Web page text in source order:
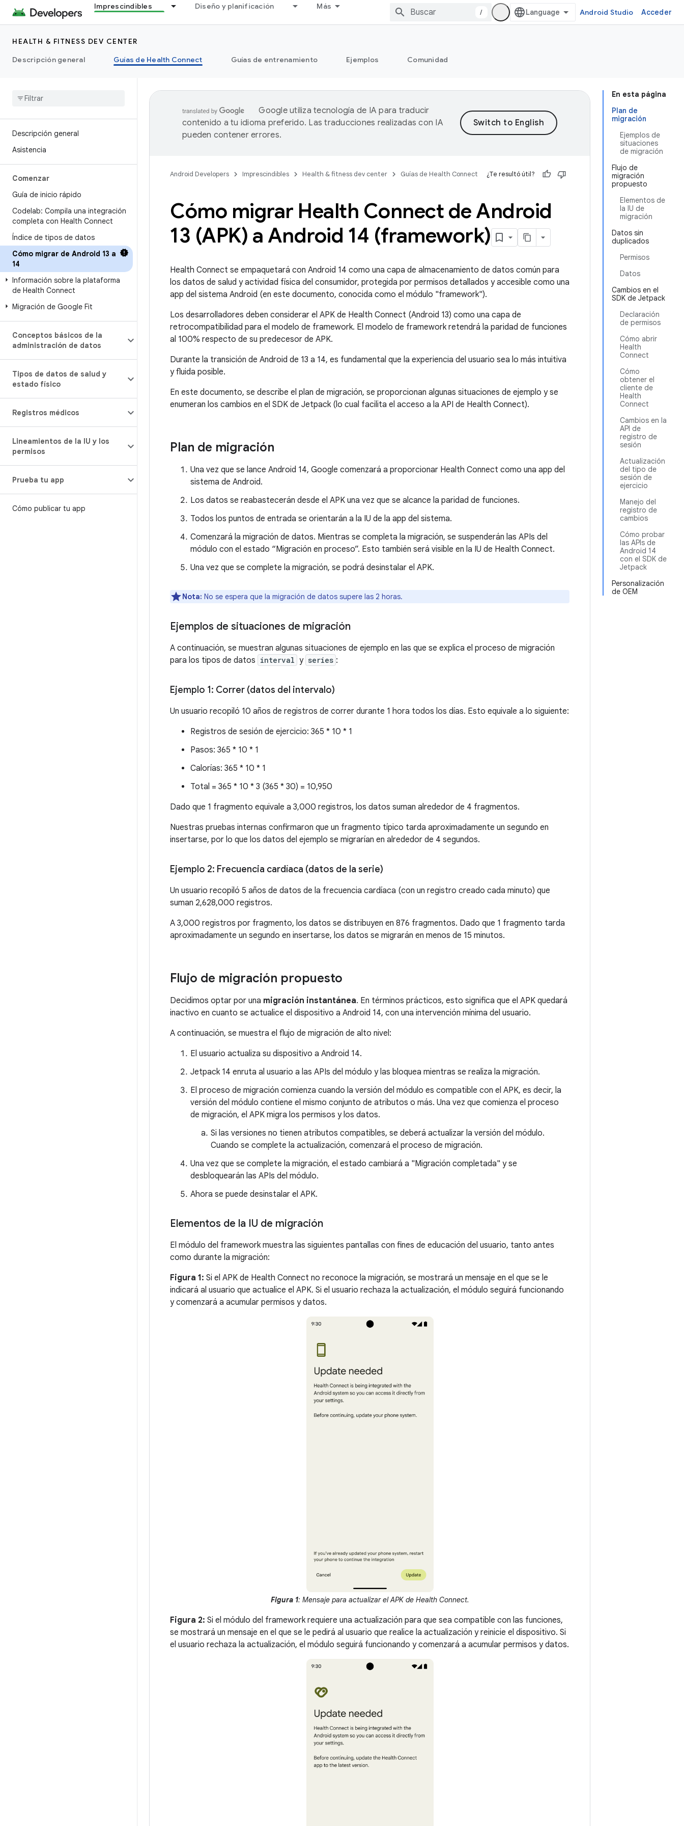
Imprescindibles Diseño y planificación Más
/ Android Studio Acceder
HEALTH & FITNESS DEV CENTER
Descripción general
Guías de Health Connect Guías de entrenamiento Ejemplos Comunidad
Descripción general
Asistencia
Comenzar
Guía de inicio rápido
Codelab: Compila una integración
completa con Health Connect
Índice de tipos de datos
Cómo migrar de Android 13 a
14
Información sobre la plataforma
de Health Connect
Migración de Google Fit
Conceptos básicos de la
administración de datos
Tipos de datos de salud y
estado físico
Registros médicos
Lineamientos de la IU y los
permisos
Prueba tu app
Cómo publicar tu app
En esta página
Plan de
migración
Ejemplos de
situaciones
de migración
Flujo de
migración
propuesto
Elementos de
la IU de
migración
Datos sin
duplicados
Permisos
Datos
Cambios en el
SDK de Jetpack
Declaración
de permisos
Cómo abrir
Health
Connect
Cómo
obtener el
cliente de
Health
Connect
Cambios en la
API de
registro de
sesión
Actualización
del tipo de
sesión de
ejercicio
Manejo del
registro de
cambios
Cómo probar
las APIs de
Android 14
con el SDK de
Jetpack
Personalización
de OEM
Google utiliza tecnología de IA para traducir
contenido a tu idioma preferido. Las traducciones realizadas con IA
pueden contener errores.
Android Developers Imprescindibles Health & fitness dev center Guías de Health Connect ¿Te resultó útil?
Cómo migrar Health Connect de Android
13 (APK) a Android 14 (framework)
Health Connect se empaquetará con Android 14 como una capa de almacenamiento de datos común para
los datos de salud y actividad física del consumidor, protegida por permisos detallados y accesible como una
app del sistema Android (en este documento, conocida como el módulo "framework").
Los desarrolladores deben considerar el APK de Health Connect (Android 13) como una capa de
retrocompatibilidad para el modelo de framework. El modelo de framework retendrá la paridad de funciones
al 100% respecto de su predecesor de APK.
Durante la transición de Android de 13 a 14, es fundamental que la experiencia del usuario sea lo más intuitiva
y fluida posible.
En este documento, se describe el plan de migración, se proporcionan algunas situaciones de ejemplo y se
enumeran los cambios en el SDK de Jetpack (lo cual facilita el acceso a la API de Health Connect).
Plan de migración
Una vez que se lance Android 14, Google comenzará a proporcionar Health Connect como una app del
sistema de Android.
Los datos se reabastecerán desde el APK una vez que se alcance la paridad de funciones.
Todos los puntos de entrada se orientarán a la IU de la app del sistema.
Comenzará la migración de datos. Mientras se completa la migración, se suspenderán las APIs del
módulo con el estado “Migración en proceso”. Esto también será visible en la IU de Health Connect.
Una vez que se complete la migración, se podrá desinstalar el APK.
Nota: No se espera que la migración de datos supere las 2 horas.
Ejemplos de situaciones de migración
A continuación, se muestran algunas situaciones de ejemplo en las que se explica el proceso de migración
para los tipos de datos interval y series :
Ejemplo 1: Correr (datos del intervalo)
Un usuario recopiló 10 años de registros de correr durante 1 hora todos los días. Esto equivale a lo siguiente:
Registros de sesión de ejercicio: 365 * 10 * 1
Pasos: 365 * 10 * 1
Calorías: 365 * 10 * 1
Total = 365 * 10 * 3 (365 * 30) = 10,950
Dado que 1 fragmento equivale a 3,000 registros, los datos suman alrededor de 4 fragmentos.
Nuestras pruebas internas confirmaron que un fragmento típico tarda aproximadamente un segundo en
insertarse, por lo que los datos del ejemplo se migrarían en alrededor de 4 segundos.
Ejemplo 2: Frecuencia cardíaca (datos de la serie)
Un usuario recopiló 5 años de datos de la frecuencia cardíaca (con un registro creado cada minuto) que
suman 2,628,000 registros.
A 3,000 registros por fragmento, los datos se distribuyen en 876 fragmentos. Dado que 1 fragmento tarda
aproximadamente un segundo en insertarse, los datos se migrarán en menos de 15 minutos.
Flujo de migración propuesto
Decidimos optar por una migración instantánea. En términos prácticos, esto significa que el APK quedará
inactivo en cuanto se actualice el dispositivo a Android 14, con una intervención mínima del usuario.
A continuación, se muestra el flujo de migración de alto nivel:
El usuario actualiza su dispositivo a Android 14.
Jetpack 14 enruta al usuario a las APIs del módulo y las bloquea mientras se realiza la migración.
El proceso de migración comienza cuando la versión del módulo es compatible con el APK, es decir, la
versión del módulo contiene el mismo conjunto de atributos o más. Una vez que comienza el proceso
de migración, el APK migra los permisos y los datos.
Si las versiones no tienen atributos compatibles, se deberá actualizar la versión del módulo.
Cuando se complete la actualización, comenzará el proceso de migración.
Una vez que se complete la migración, el estado cambiará a "Migración completada" y se
desbloquearán las APIs del módulo.
Ahora se puede desinstalar el APK.
Elementos de la IU de migración
El módulo del framework muestra las siguientes pantallas con fines de educación del usuario, tanto antes
como durante la migración:
Figura 1: Si el APK de Health Connect no reconoce la migración, se mostrará un mensaje en el que se le
indicará al usuario que actualice el APK. Si el usuario rechaza la actualización, el módulo seguirá funcionando
y comenzará a acumular permisos y datos.
Figura 1: Mensaje para actualizar el APK de Health Connect.
Figura 2: Si el módulo del framework requiere una actualización para que sea compatible con las funciones,
se mostrará un mensaje en el que se le pedirá al usuario que realice la actualización y reinicie el dispositivo. Si
el usuario rechaza la actualización, el módulo seguirá funcionando y comenzará a acumular permisos y datos.